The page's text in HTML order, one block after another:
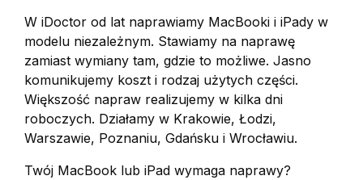
W iDoctor od lat naprawiamy MacBooki i iPady w
modelu niezależnym. Stawiamy na naprawę
zamiast wymiany tam, gdzie to możliwe. Jasno
komunikujemy koszt i rodzaj użytych części.
Większość napraw realizujemy w kilka dni
roboczych. Działamy w Krakowie, Łodzi,
Warszawie, Poznaniu, Gdańsku i Wrocławiu.
Twój MacBook lub iPad wymaga naprawy?